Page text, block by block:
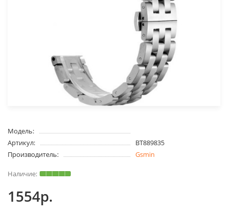
Модель:
Артикул:
BT889835
Производитель:
Gsmin
1554р.